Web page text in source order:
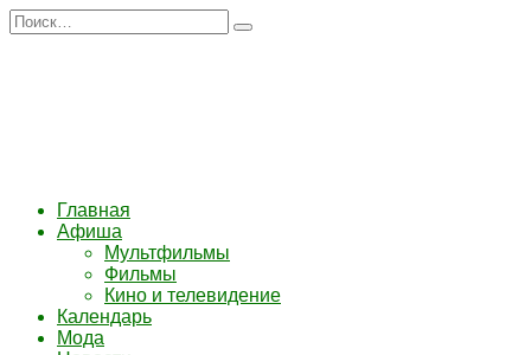
Перейти
к
Search
for:
Главная
Афиша
Мультфильмы
Фильмы
Кино и телевидение
Календарь
Мода